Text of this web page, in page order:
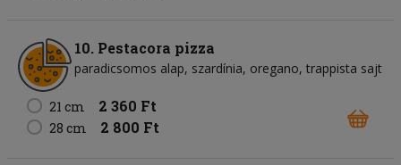
10. Pestacora pizza
paradicsomos alap szardínia oregano trappista sajt
21 cm 2 360 Ft
28 cm 2 800 Ft